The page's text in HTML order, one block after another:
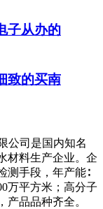
子从办的
致的买南
公司是国内知名
材料生产企业。企
测手段，年产能∶
万平方米；高分子
产品品种齐全。